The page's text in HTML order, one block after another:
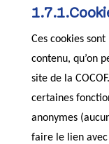
Ces cookies
contenu, qu’on
site de la
certaines
anonymes
faire le lien